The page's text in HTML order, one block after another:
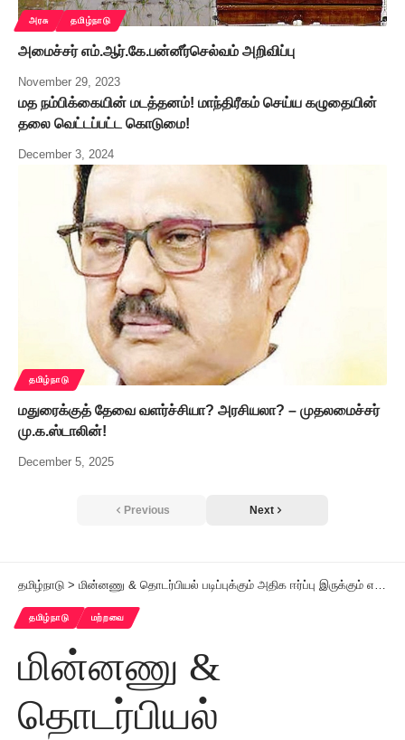
அரசு தமிழ்நாடு
அமைச்சர் எம்.ஆர்.கே.பன்னீர்செல்வம் அறிவிப்பு
November 29, 2023
மத நம்பிக்கையின் மடத்தனம்! மாந்திரீகம் செய்ய கழுதையின்
தலை வெட்டப்பட்ட கொடுமை!
December 3, 2024
தமிழ்நாடு
மதுரைக்குத் தேவை வளர்ச்சியா? அரசியலா? – முதலமைச்சர்
மு.க.ஸ்டாலின்!
December 5, 2025
Previous Next
தமிழ்நாடு > மின்னணு & தொடர்பியல் படிப்புக்கும் அதிக ஈர்ப்பு இருக்கும் என கல்வியாளர்கள் தகவல்
தமிழ்நாடு மற்றவை
மின்னணு &
தொடர்பியல்